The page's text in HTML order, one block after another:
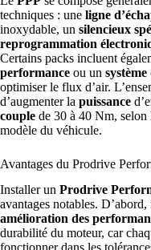
techniques : une ligne
inoxydable, un silencieux
reprogrammation
Certains packs incluent
performance ou un
optimiser le flux d’air.
d’augmenter la puissance
couple de 30 à 40 Nm,
modèle du véhicule.
Avantages du Prodrive
Installer un Prodrive
avantages notables.
amélioration des
durabilité du moteur, car